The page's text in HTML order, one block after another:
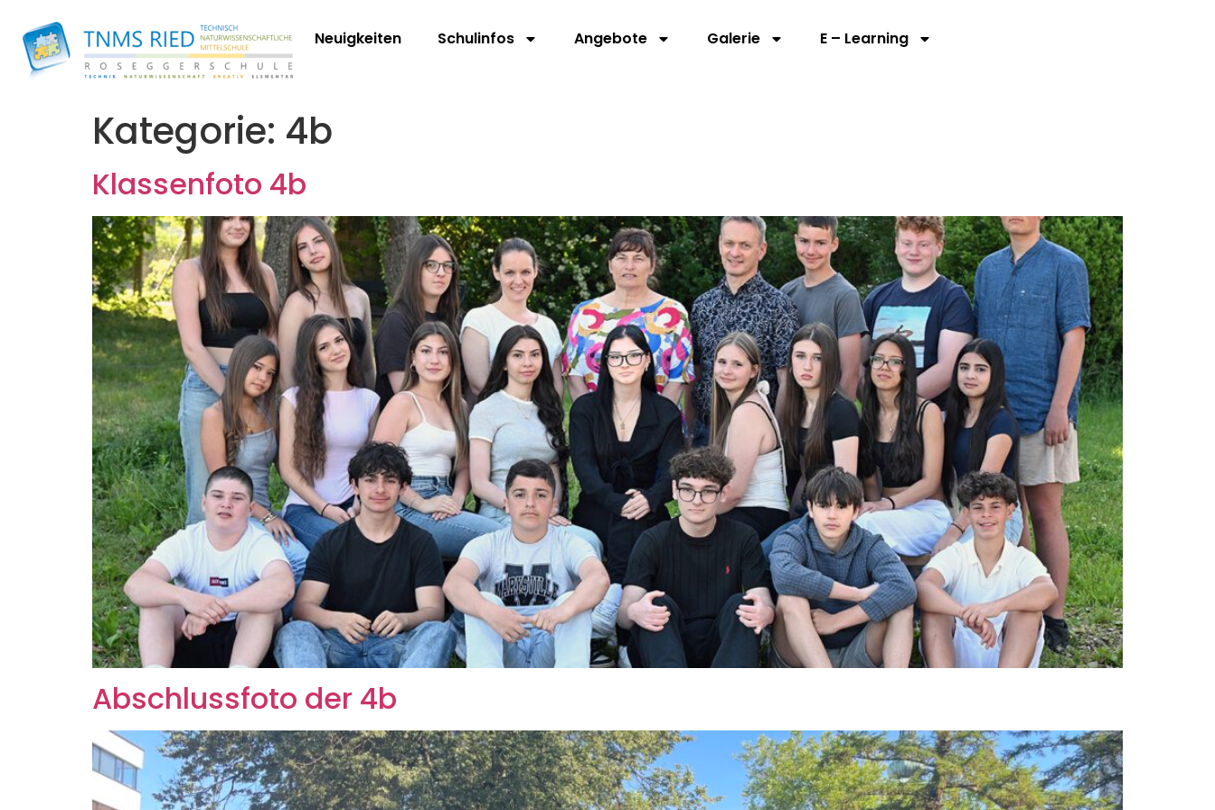
Neuigkeiten Schulinfos Angebote Galerie E – Learning
Kategorie: 4b
Klassenfoto 4b
Abschlussfoto der 4b